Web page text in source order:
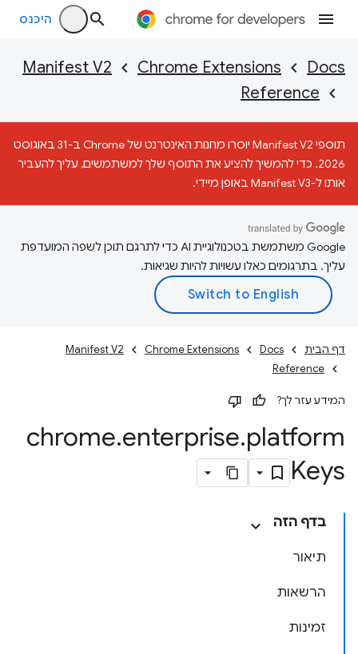
היכנס
Docs
Chrome Extensions
Manifest V2
Reference
תוספי Manifest V2 יוסרו מחנות האינטרנט של Chrome ב-31 באוגוסט
2026. כדי להמשיך להציע את התוסף שלך למשתמשים, עליך להעביר
אותו ל-Manifest V3 באופן מיידי.
‫Google משתמשת בטכנולוגיית AI כדי לתרגם תוכן לשפה המועדפת
עליך. בתרגומים כאלו עשויות להיות שגיאות.
דף הבית Docs
Chrome Extensions
Manifest V2
Reference
המידע עזר לך?
chrome.enterprise.platform
Keys
בדף הזה
תיאור
הרשאות
זמינות